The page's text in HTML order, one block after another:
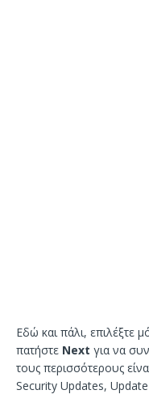
Εδώ και πάλι, επιλέξτε
πατήστε Next για να
τους περισσότερους
Security Updates,